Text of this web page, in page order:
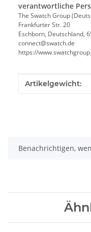
verantwortliche
The Swatch Group
Frankfurter Str. 20
Eschborn, Deutschland,
connect@swatch.de
https://
Produkteigenschaft
Wert
Artikelgewicht:
Benachrichtigen,